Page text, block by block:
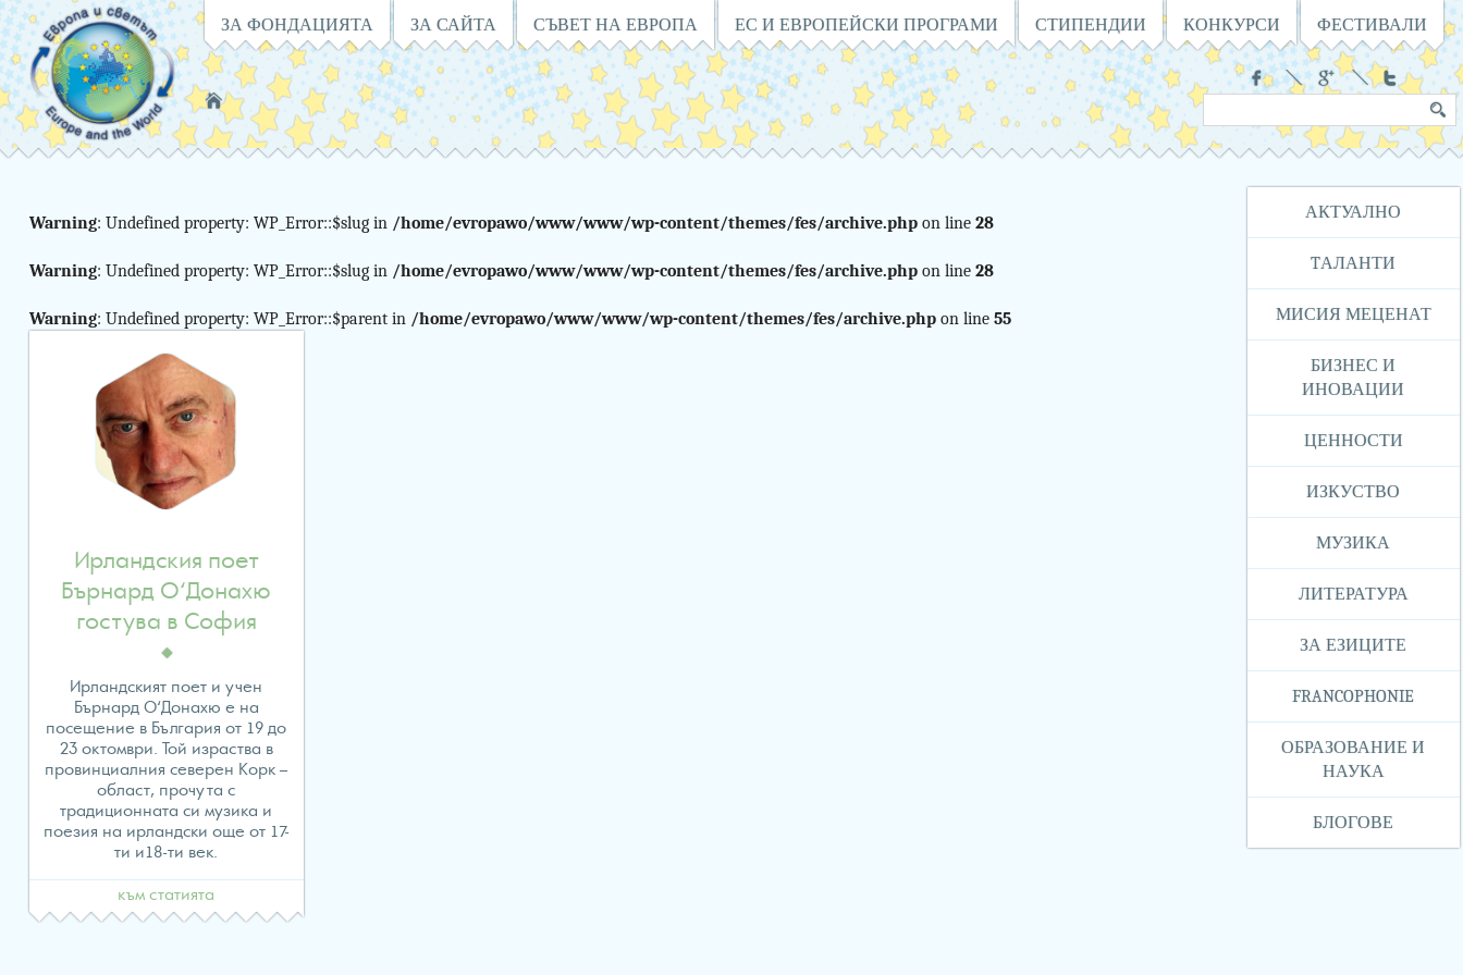
Навигация
ЗА ФОНДАЦИЯТА ЗА САЙТА СЪВЕТ НА ЕВРОПА ЕС И ЕВРОПЕЙСКИ ПРОГРАМИ СТИПЕНДИИ КОНКУРСИ ФЕСТИВАЛИ
Социални
Търсене
в
сайта
Ключова
дума
Намирате
се
Навигация
АКТУАЛНО
TАЛАНТИ
МИСИЯ МЕЦЕНАТ
БИЗНЕС И
ИНОВАЦИИ
ЦЕННОСТИ
ИЗКУСТВО
МУЗИКА
ЛИТЕРАТУРА
ЗА ЕЗИЦИТЕ
FRANCOPHONIE
ОБРАЗОВАНИЕ И
НАУКА
БЛОГОВЕ
Warning:
Undefined
variable
$curr_category
/home/evropawo/www/www/wp-
content/themes/fes/archive.php
on
line
Warning:
Attempt
to
read
Warning: Undefined property: WP_Error::$slug in /home/evropawo/www/www/wp-content/themes/fes/archive.phpon line 28
Warning: Undefined property: WP_Error::$slug in /home/evropawo/www/www/wp-content/themes/fes/archive.phpon line 28
Warning: Undefined property: WP_Error::$parent in /home/evropawo/www/www/wp-content/themes/fes/archive.phpon line 55
Ирландския поет
Бърнард О‘Донахю
гостува в София
Ирландският поет и учен
Бърнард О‘Донахю е на
посещение в България от 19 до
23 октомври. Той израства в
провинциалния северен Корк –
област, прочута с
традиционната си музика и
поезия на ирландски още от 17-
ти и18-ти век.
към статията